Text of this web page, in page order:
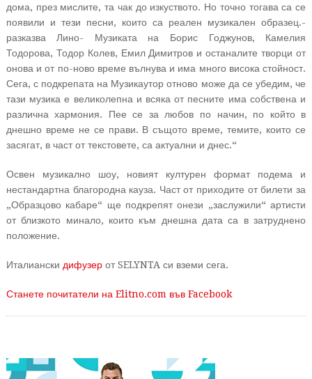
дома, през мислите, та чак до изкуството. Но точно тогава са се
появили и тези песни, които са реален музикален образец.-
разказва Лино- Музиката на Борис Годжунов, Камелия
Тодорова, Тодор Колев, Емил Димитров и останалите творци от
онова и от по-ново време вълнува и има много висока стойност.
Сега, с подкрепата на Музикаутор отново може да се убедим, че
тази музика е великолепна и всяка от песните има собствена и
различна хармония. Пее се за любов по начин, по който в
днешно време не се прави. В същото време, темите, които се
засягат, в част от текстовете, са актуални и днес.“
Освен музикално шоу, новият културен формат подема и
нестандартна благородна кауза. Част от приходите от билети за
„Образцово кабаре“ ще подкрепят онези „заслужили“ артисти
от близкото минало, които към днешна дата са в затруднено
положение.
Италиански дифузерот SELYNTA си вземи сега.
Станете почитатели на Elitno.com във Facebook